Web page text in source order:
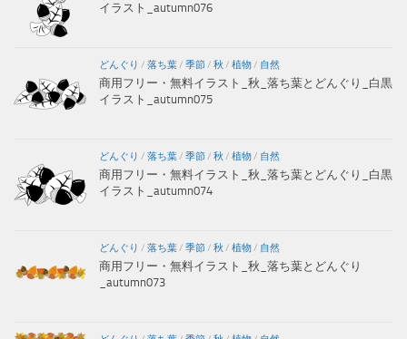
イラスト_autumn076
どんぐり / 落ち葉/ 季節/ 秋 / 植物/ 自然
商用フリー・無料イラスト_秋_落ち葉とどんぐり_白黒
イラスト_autumn075
どんぐり / 落ち葉/ 季節/ 秋 / 植物/ 自然
商用フリー・無料イラスト_秋_落ち葉とどんぐり_白黒
イラスト_autumn074
どんぐり / 落ち葉/ 季節/ 秋 / 植物/ 自然
商用フリー・無料イラスト_秋_落ち葉とどんぐり
_autumn073